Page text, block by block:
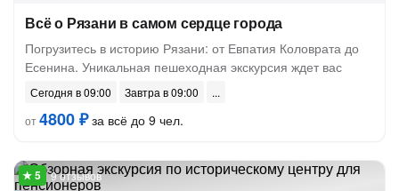
Всё о Рязани в самом сердце города
Погрузитесь в историю Рязани: от Евпатия Коловрата до
Есенина. Уникальная пешеходная экскурсия ждет вас
Сегодня в 09:00
Завтра в 09:00
от4800 ₽за всё до 9 чел.
9 отзывов